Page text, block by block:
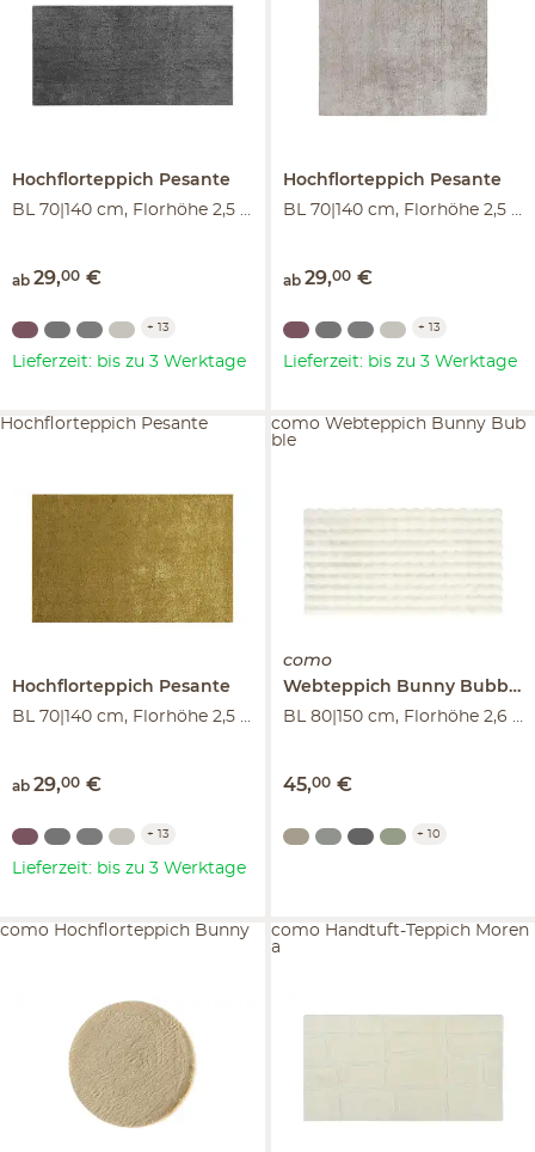
Hochflorteppich Pesante
BL 70|140 cm, Florhöhe 2,5 cm
ab 29,00 €
+ 13
Lieferzeit: bis zu 3 Werktage
Hochflorteppich Pesante
BL 70|140 cm, Florhöhe 2,5 cm
ab 29,00 €
+ 13
Lieferzeit: bis zu 3 Werktage
Hochflorteppich Pesante
ab 29,00 €
Hochflorteppich Pesante
+ 13
Lieferzeit: bis zu 3 Werktage
como
Webteppich Bunny Bubble
45,00 €
como Webteppich Bunny Bub
ble
+ 10
como Hochflorteppich Bunny
como Handtuft-Teppich Moren
a